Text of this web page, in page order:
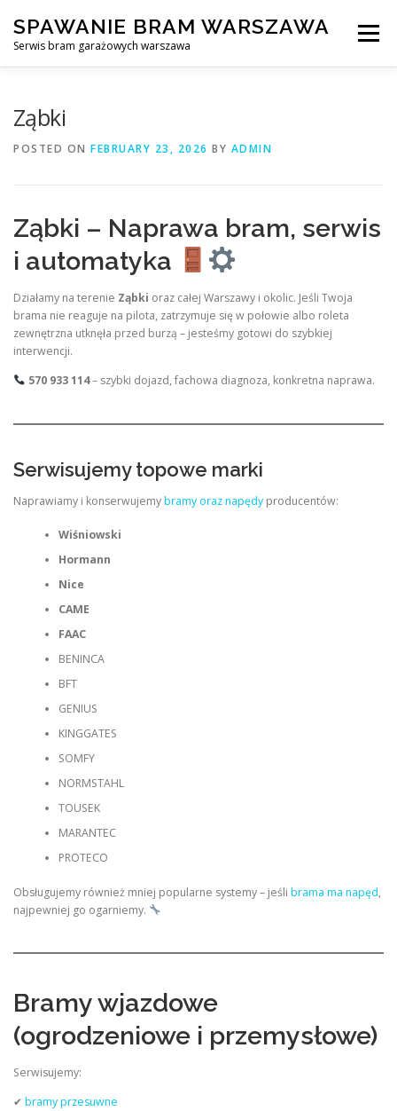
content
SPAWANIE BRAM WARSZAWA
Serwis bram garażowych warszawa
Menu
Ząbki
POSTED ON FEBRUARY 23, 2026 BY ADMIN
Ząbki – Naprawa bram, serwis
i automatyka
Działamy na terenie Ząbki oraz całej Warszawy i okolic. Jeśli Twoja
brama nie reaguje na pilota, zatrzymuje się w połowie albo roleta
zewnętrzna utknęła przed burzą – jesteśmy gotowi do szybkiej
interwencji.
570 933 114– szybki dojazd, fachowa diagnoza, konkretna naprawa.
Serwisujemy topowe marki
Naprawiamy i konserwujemybramy oraz napędy producentów:
Wiśniowski
Hormann
Nice
CAME
FAAC
BENINCA
BFT
GENIUS
KINGGATES
SOMFY
NORMSTAHL
TOUSEK
MARANTEC
PROTECO
Obsługujemy również mniej popularne systemy – jeśli brama ma napęd,
najpewniej go ogarniemy.
Bramy wjazdowe
(ogrodzeniowe i przemysłowe)
Serwisujemy:
✔ bramy przesuwne